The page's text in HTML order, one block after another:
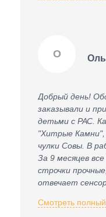
О
Добрый день!
заказывали и
детьми с РАС.
"Хитрые Камни",
чулки Совы. В
За 9 месяцев
строчки
отвечает
приобретению
Смотреть